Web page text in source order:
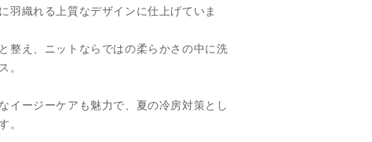
羽織れる上質なデザインに仕上げていま
整え、ニットならではの柔らかさの中に洗
。
イージーケアも魅力で、夏の冷房対策とし
。